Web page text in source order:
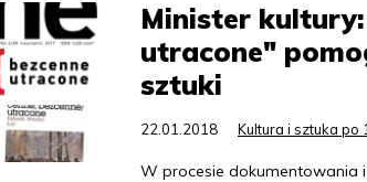
Minister kultury:
utracone"
sztuki
22.01.2018 Kultura i sztuka po
W procesie dokumentowania